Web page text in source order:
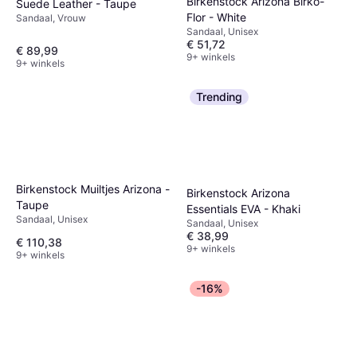
Suede Leather - Taupe
Sandaal, Vrouw
€ 89,99
9+ winkels
Flor - White
Sandaal, Unisex
€ 51,72
9+ winkels
Birkenstock Muiltjes Arizona -
Taupe
Sandaal, Unisex
€ 110,38
9+ winkels
Trending
Birkenstock Arizona
Essentials EVA - Khaki
Sandaal, Unisex
€ 38,99
9+ winkels
-16%